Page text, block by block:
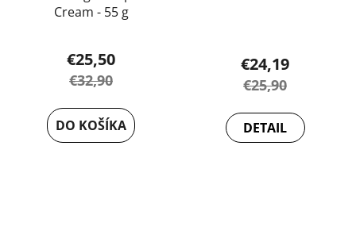
Cream - 55 g
€25,50
€32,90
DO KOŠÍKA
€24,19
€25,90
DETAIL